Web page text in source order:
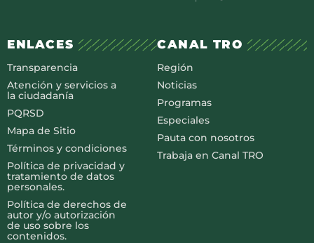
ENLACES
Transparencia
Atención y servicios a
la ciudadanía
PQRSD
Mapa de Sitio
Términos y condiciones
Política de privacidad y
tratamiento de datos
personales.
Política de derechos de
autor y/o autorización
de uso sobre los
contenidos.
CANAL TRO
Región
Noticias
Programas
Especiales
Pauta con nosotros
Trabaja en Canal TRO